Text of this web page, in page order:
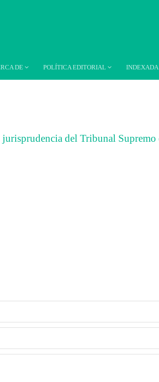
DE POLÍTICA EDITORIAL INDEXADA
del Tribunal Supremo